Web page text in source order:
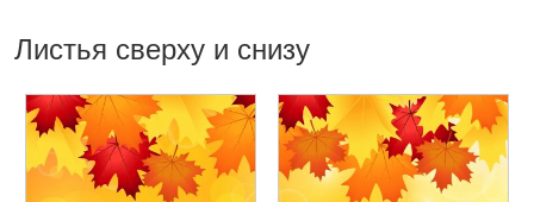
Листья сверху и снизу